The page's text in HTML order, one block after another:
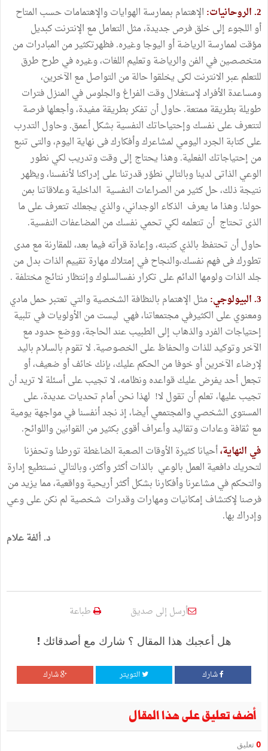
2. الروحانيات:
الإهتمام بممارسة الهوايات والإهتمامات حسب المتاح
أو اللجوء إلى خلق فرص جديدة، مثل التعامل مع الإنترنت كبديل
مؤقت لممارسة الرياضة أو اليوجا وغيره. فظهرتكثير من المبادرات من
متخصصين في الفن والرياضة وتعليم اللغات، وغيره في طرح طرق
للتعلم عبر الانترنت لكى يخلقوا حالة من التواصل مع الآخرين،
ومساعدة الأفراد لإستغلال وقت الفراغ والجلوس في المنزل فترات
طويلة بطريقة ممتعة. حاول أن تفكر بطريقة مفيدة، وأجعلها فرصة
لتتعرف على نفسك وإحتياحاتك النفسية بشكل أعمق. وحاول التدرب
على كتابة الجرد اليومي لمشاعرك وأفكارك فى نهاية اليوم، والتى تنبع
من إحتياجاتك الفعلية. وهذا يحتاج إلى وقت وتدريب لكي نطور
الوعي الذاتى لدينا وبالتالي نطوّر قدرتنا على إدراكنا لأنفسنا، ويظهر
نتيجة ذلك، حل كثير من الصراعات النفسية الداخلية وعلاقاتنا بمن
حولنا. وهذا ما يعرف الذكاء الوجداني، والذي يجعلك تتعرف على ما
الذى تحتاج أن تتعلمه لكي تحمي نفسك من المضاعفات النفسية.
حاول أن تحتفظ بالذي كتبته، وإعادة قرأته فيما بعد، للمقارنة مع مدى
تطورك فى فهم نفسك،والنجاح في إمتلاك مهارة تقييم الذات بدل من
جلد الذات ولومها الدائم على تكرار نفسالسلوك وإنتظار نتائج مختلفة .
3. البيولوجي:
مثل الإهتمام بالنظافة الشخصية والتي تعتبر حمل مادي
ومعنوي على الكثيرفي مجتمعاتنا، فهي ليست من الأولويات في تلبية
إحتياجات الفرد والذهاب إلى الطبيب عند الحاجة، ووضع حدود مع
الآخر وتوكيد للذات والحفاظ على الخصوصية. لا تقوم بالسلام باليد
لإرضاء الآخرين أو خوفا من الحكم عليك، بإنك خائف أو ضعيف، أو
تجعل أحد يفرض عليك قواعده ونظامه، لا تجيب على أسئلة لا تريد أن
تجيب عليها، تعلم أن تقول لا! لهذا نحن أمام تحديات عديدة، على
المستوى الشخصي والمجتمعي أيضا، إذ نجد أنفسنا في مواجهة يومية
مع ثقافة وعادات وتقاليد وأعراف أقوى بكثير من القوانين واللوائح.
في النهاية،أحيانا كثيرة الأوقات الصعبة الضاغطة تورطنا وتحفزنا
لتحريك دافعية العمل بالوعي بالذات أكثر وأكثر، وبالتالي نستطيع إدارة
والتحكم في مشاعرنا وأفكارنا بشكل أكثر أريحية وواقعية، مما يزيد من
فرصنا لإكتشاف إمكانيات ومهارات وقدرات شخصية لم نكن على وعي
وإدراك بها.
د. ألفة علام
أرسل إلى صديق طباعة
هل أعجبك هذا المقال ؟ شارك مع أصدقائك !
شارك التويتر شارك
أضف تعليق على هذا المقال
0 تعليق